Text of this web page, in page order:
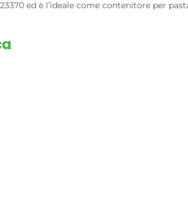
ed è l’ideale come contenitore per